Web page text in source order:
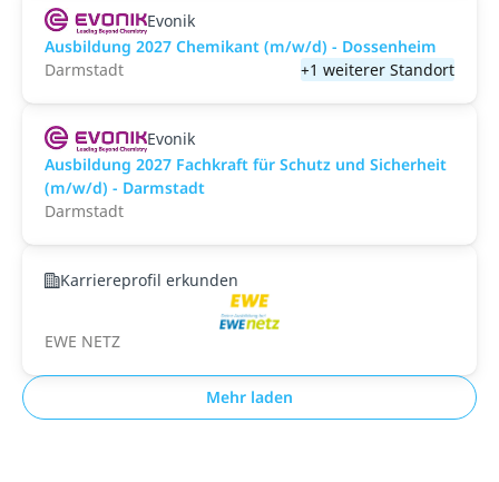
Evonik
Ausbildung 2027 Chemikant (m/w/d) - Dossenheim
Darmstadt
+1 weiterer Standort
Evonik
Ausbildung 2027 Fachkraft für Schutz und Sicherheit
(m/w/d) - Darmstadt
Darmstadt
Karriereprofil erkunden
EWE NETZ
Mehr laden